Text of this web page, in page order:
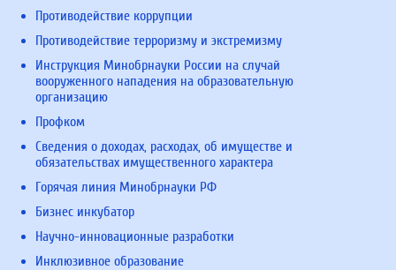
Противодействие коррупции
Противодействие терроризму и экстремизму
Инструкция Минобрнауки России на случай
вооруженного нападения на образовательную
организацию
Профком
Сведения о доходах, расходах, об имуществе и
обязательствах имущественного характера
Горячая линия Минобрнауки РФ
Бизнес инкубатор
Научно-инновационные разработки
Инклюзивное образование